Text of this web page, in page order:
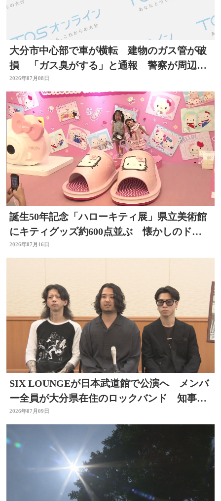
大分市中心部で車が横転 建物のガス管が破
損 「ガス臭がする」と通報 警察が周辺で
一時交通規制
2026年07月08日
誕生50年記念「ハローキティ展」県立美術館
にキティグッズ約600点並ぶ 懐かしのドラ
イヤーなど 大分
2026年07月16日
SIX LOUNGEが日本武道館で公演へ メンバ
ー全員が大分県在住のロックバンド 知事を
表敬
2026年07月09日